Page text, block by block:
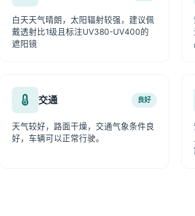
白天天气晴朗，太阳辐射较强，建议佩
戴透射比1级且标注UV380-UV400的
遮阳镜
交通 良好
天气较好，路面干燥，交通气象条件良
好，车辆可以正常行驶。